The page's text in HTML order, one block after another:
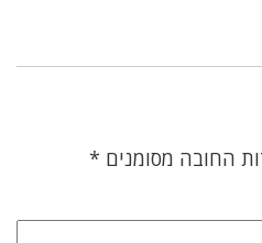
החובה מסומנים *